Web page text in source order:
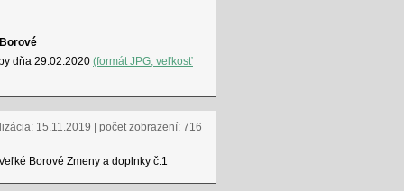
dňa 29.02.2020 (formát JPG, veľkosť
Borové Zmeny a doplnky č.1
15.11.2019 | počet zobrazení: 716